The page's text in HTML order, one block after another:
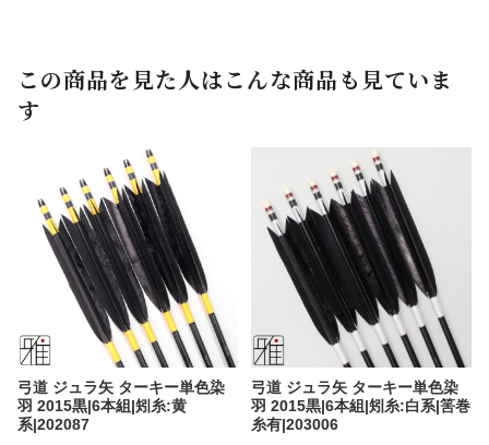
この商品を見た人はこんな商品も見ていま
す
弓道 ジュラ矢 ターキー単色染
羽 2015黒|6本組|矧糸:黄
系|202087
弓道 ジュラ矢 ターキー単色染
羽 2015黒|6本組|矧糸:白系|筈巻
糸有|203006